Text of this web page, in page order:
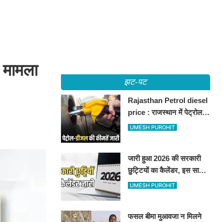
झट-पट
Rajasthan Petrol diesel
price : राजस्थान में पेट्रोल-
डीजल की कीमतें जारी, जानिए
UMESH PUROHIT
जारी हुआ 2026 की सरकारी
छुट्टियों का कैलेंडर, इस साल
कई बार मिलेगा लगातार
UMESH PUROHIT
फसल बीमा मुआवजा न मिलने